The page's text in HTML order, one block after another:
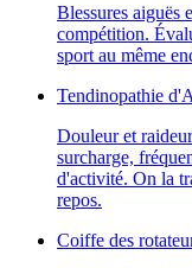
Blessures aiguës
compétition.
sport au même
Tendinopathie
Douleur et
surcharge,
d'activité. On la
repos.
Coiffe des